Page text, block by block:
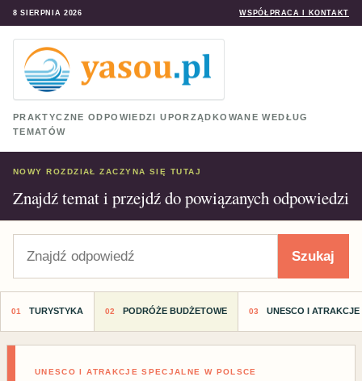
8 SIERPNIA 2026 WSPÓŁPRACA I KONTAKT
PRAKTYCZNE ODPOWIEDZI UPORZĄDKOWANE WEDŁUG
TEMATÓW
NOWY ROZDZIAŁ ZACZYNA SIĘ TUTAJ
Znajdź temat i przejdź do powiązanych odpowiedzi
Szukaj
TURYSTYKA PODRÓŻE BUDŻETOWE UNESCO I
UNESCO I ATRAKCJE SPECJALNE W POLSCE